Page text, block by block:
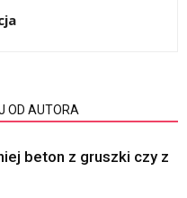
OD AUTORA
beton z gruszki czy z